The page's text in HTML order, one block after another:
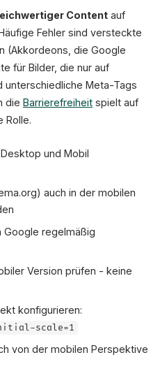
Content auf
Fehler sind versteckte
(Akkordeons, die Google
für Bilder, die nur auf
Meta-Tags
die Barrierefreiheit spielt auf
Rolle.
und Mobil
auch in der mobilen
Google regelmäßig
Version prüfen - keine
konfigurieren:
scale=1
von der mobilen Perspektive